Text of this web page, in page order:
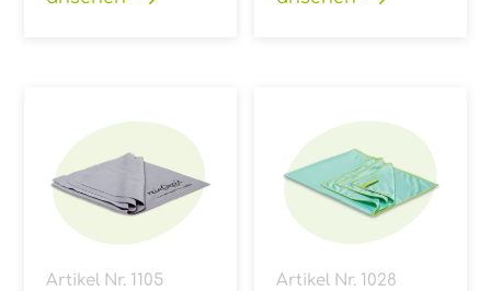
Artikel Nr. 1105 Artikel Nr. 1028